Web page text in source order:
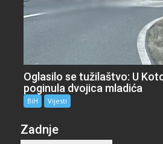
Oglasilo se tužilaštvo: U
poginula dvojica mladića
BiH Vijesti
Zadnje